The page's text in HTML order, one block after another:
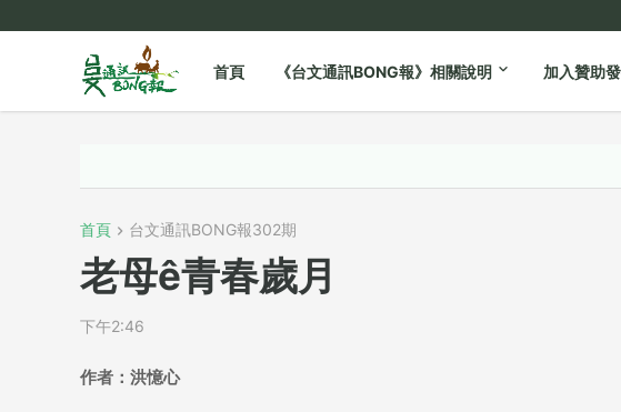
首頁 《台文通訊BONG報》相關說明 加入贊助
首頁 台文通訊BONG報302期
老母ê青春歲月
下午2:46
作者：洪憶心